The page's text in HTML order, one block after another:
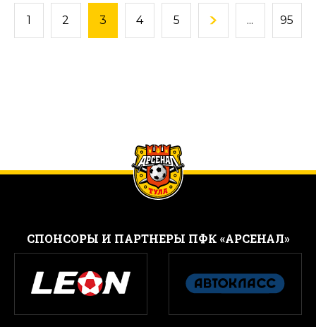
1 2 3 4 5 ... 95
CПОНСОРЫ И ПАРТНЕРЫ ПФК «АРСЕНАЛ»